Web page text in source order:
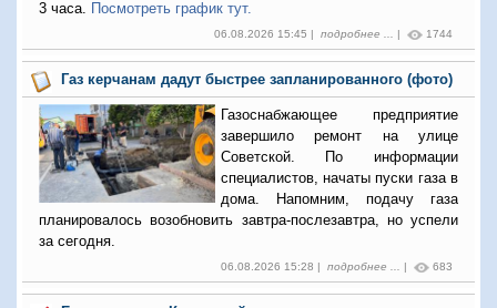
3 часа.
Посмотреть график тут.
06.08.2026 15:45 | подробнее ... | 1744
Газ керчанам дадут быстрее запланированного (фото)
Газоснабжающее предприятие
завершило ремонт на улице
Советской. По информации
специалистов, начаты пуски газа в
дома. Напомним, подачу газа
планировалось возобновить завтра-послезавтра, но успели
за сегодня.
06.08.2026 15:28 | подробнее ... | 683